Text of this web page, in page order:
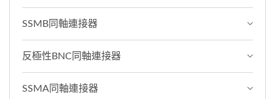
SSMB同軸連接器
反極性BNC同軸連接器
SSMA同軸連接器